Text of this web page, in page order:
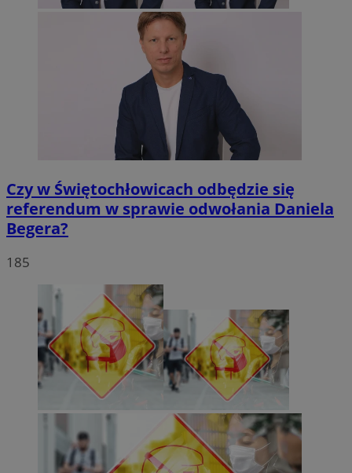
Czy w Świętochłowicach odbędzie się
referendum w sprawie odwołania Daniela
Begera?
185